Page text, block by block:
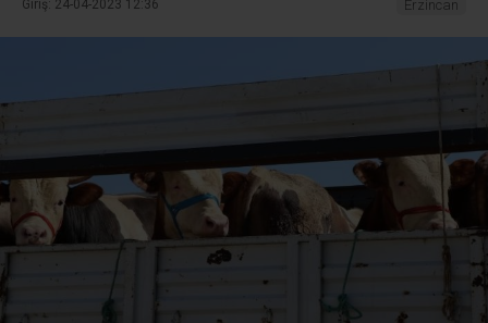
Giriş: 24-04-2023 12:36 Erzincan